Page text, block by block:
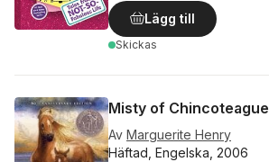
Lägg till
Skickas
Misty of Chincoteague
Av Marguerite Henry
Häftad, Engelska, 2006